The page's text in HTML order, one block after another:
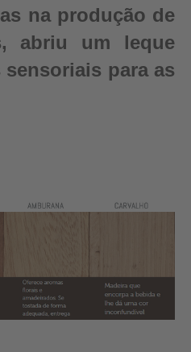
na produção de
abriu um leque
para as